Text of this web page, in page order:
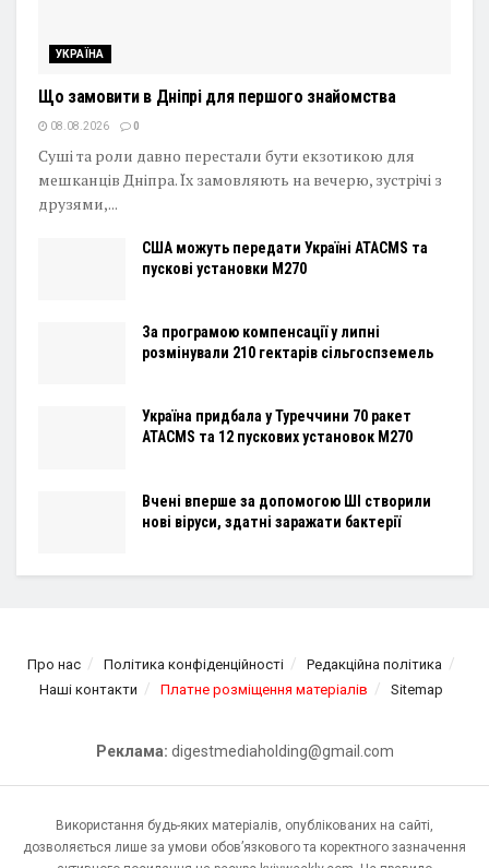
УКРАЇНА
Що замовити в Дніпрі для першого знайомства
08.08.2026 0
Суші та роли давно перестали бути екзотикою для
мешканців Дніпра. Їх замовляють на вечерю, зустрічі з
друзями,...
США можуть передати Україні ATACMS та
пускові установки M270
За програмою компенсації у липні
розмінували 210 гектарів сільгоспземель
Україна придбала у Туреччини 70 ракет
ATACMS та 12 пускових установок M270
Вчені вперше за допомогою ШІ створили
нові віруси, здатні заражати бактерії
Про нас Політика конфіденційності
Редакційна політика
Наші контакти
Платне розміщення матеріалів Sitemap
Реклама: digestmediaholding@gmail.com
Використання будь-яких матеріалів, опублікованих на сайті,
дозволяється лише за умови обов’язкового та коректного зазначення